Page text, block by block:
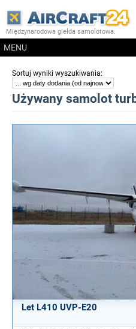
Międzynarodowa giełda samolotowa.
MENU
Sortuj wyniki wyszukiwania:
Używany samolot
Let L410 UVP-E20